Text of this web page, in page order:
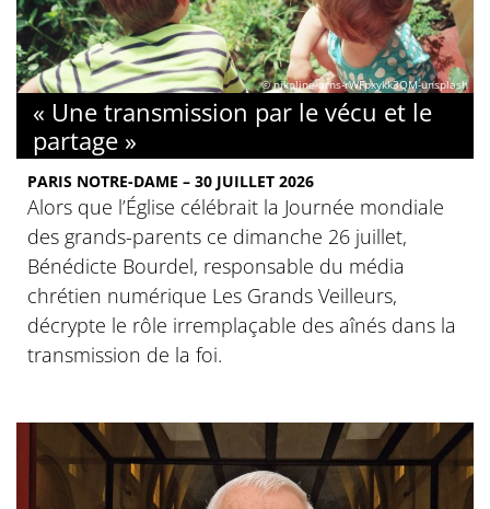
© nikoline-arns-rWFpxykk3QM-unsplash
« Une transmission par le vécu et le
partage »
PARIS NOTRE-DAME – 30 JUILLET 2026
Alors que l’Église célébrait la Journée mondiale
des grands-parents ce dimanche 26 juillet,
Bénédicte Bourdel, responsable du média
chrétien numérique Les Grands Veilleurs,
décrypte le rôle irremplaçable des aînés dans la
transmission de la foi.